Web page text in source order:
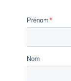
Prénom *
Nom